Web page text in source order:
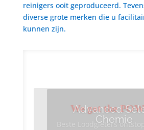
reinigers ooit geproduceerd.
diverse grote merken die u
kunnen zijn.
Advanced
Chemie
We got the
Beste Loodgieters